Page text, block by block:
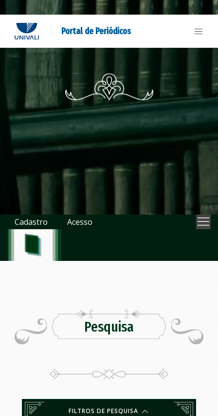
Portal de Periódicos
Cadastro Acesso
Pesquisa
FILTROS DE PESQUISA